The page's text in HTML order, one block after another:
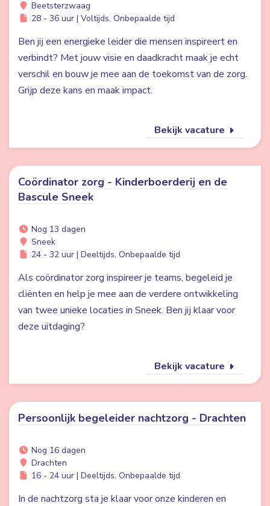
Beetsterzwaag
28 - 36 uur | Voltijds, Onbepaalde tijd
Ben jij een energieke leider die mensen inspireert en
verbindt? Met jouw visie en daadkracht maak je echt
verschil en bouw je mee aan de toekomst van de zorg.
Grijp deze kans en maak impact.
Bekijk vacature
Coördinator zorg - Kinderboerderij en de
Bascule Sneek
Nog 13 dagen
Sneek
24 - 32 uur | Deeltijds, Onbepaalde tijd
Als coördinator zorg inspireer je teams, begeleid je
cliënten en help je mee aan de verdere ontwikkeling
van twee unieke locaties in Sneek. Ben jij klaar voor
deze uitdaging?
Bekijk vacature
Persoonlijk begeleider nachtzorg - Drachten
Nog 16 dagen
Drachten
16 - 24 uur | Deeltijds, Onbepaalde tijd
In de nachtzorg sta je klaar voor onze kinderen en